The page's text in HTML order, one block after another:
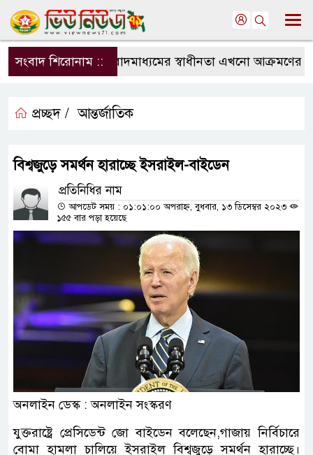
সংবাদ শিরোনাম ::সংবাদমাধ্যমের স্বাধীনতা এখনো আক্রমণের
প্রচ্ছদ / আন্তর্জাতিক
বিশ্বজুড়ে সমর্থন হারাচ্ছে ইসরাইল-বাইডেন
প্রতিনিধির নাম
আপডেট সময় : ০১:০১:০০ অপরাহ্ন, বুধবার, ১৩ ডিসেম্বর ২০২৩
১৫৫ বার পড়া হয়েছে
অনলাইন ডেস্ক : অনলাইন সংস্করণ
যুক্তরাষ্ট্রে প্রেসিডেন্ট জো বাইডেন বলেছেন,গাজায় নির্বিচারে
বোমা হামলা চালিয়ে ইসরাইল বিশ্বজুড়ে সমর্থন হারাচ্ছে।